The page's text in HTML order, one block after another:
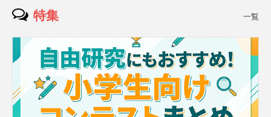
特集 一覧